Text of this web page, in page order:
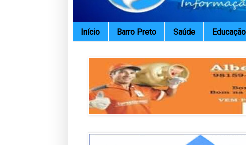
Início Barro Preto Saúde Educação